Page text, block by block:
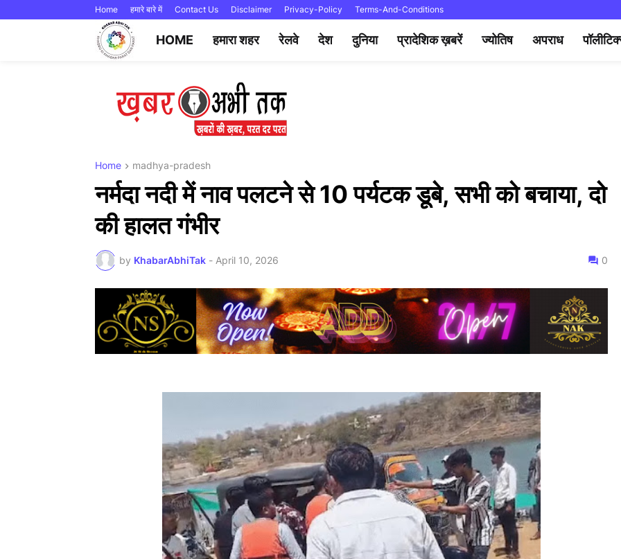
Home हमारे बारे में Contact Us Disclaimer Privacy-Policy Terms-And-Conditions
HOME हमारा शहर रेलवे देश दुनिया प्रादेशिक ख़बरें ज्योतिष अपराध
Home madhya-pradesh
नर्मदा नदी में नाव पलटने से 10 पर्यटक डूबे, सभी को बचाया, दो
की हालत गंभीर
by KhabarAbhiTak - April 10, 2026 0